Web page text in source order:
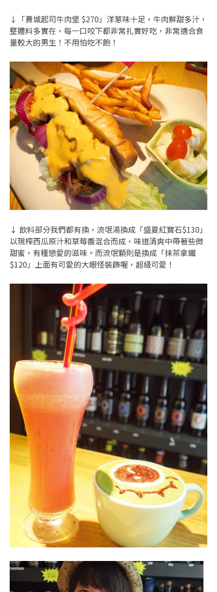
↓「費城起司牛肉堡 $270」洋蔥味十足，牛肉鮮甜多汁，
整體料多實在，每一口咬下都非常扎實好吃，非常適合食
量較大的男生！不用怕吃不飽！
↓ 飲料部分我們都有換，流氓湯換成「盛夏紅寶石$130」
以現榨西瓜原汁和草莓醬混合而成，味道清爽中帶著些微
甜蜜，有種戀愛的滋味。而流氓顆則是換成「抹茶拿鐵
$120」上面有可愛的大眼怪裝飾喔，超級可愛！